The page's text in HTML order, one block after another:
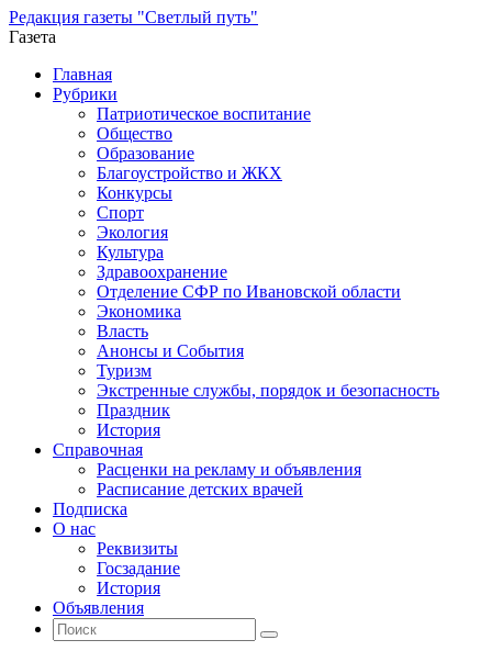
Редакция газеты "Светлый путь"
Газета
Промотать
содержимому
Главная
Рубрики
Патриотическое воспитание
Общество
Образование
Благоустройство и ЖКХ
Конкурсы
Спорт
Экология
Культура
Здравоохранение
Отделение СФР по Ивановской области
Экономика
Власть
Анонсы и События
Туризм
Экстренные службы, порядок и безопасность
Праздник
История
Справочная
Расценки на рекламу и объявления
Расписание детских врачей
Подписка
О нас
Реквизиты
Госзадание
История
Объявления
Поиск
Искать:
Поиск